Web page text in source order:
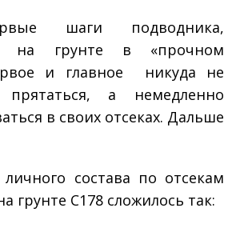
шаги подводника,
на грунте в «прочном
и главное ­ никуда не
а немедленно
в своих отсеках. Дальше
личного состава по отсекам
грунте С­178 сложилось так: